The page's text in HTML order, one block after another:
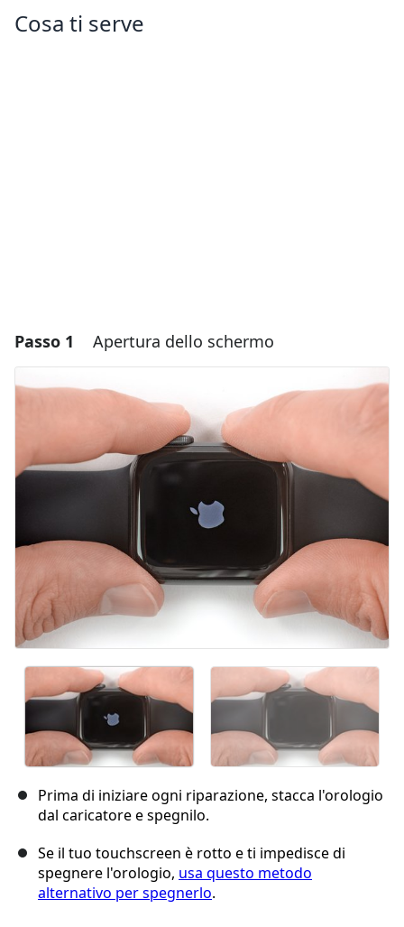
Cosa ti serve
Passo 1 Apertura dello schermo
Prima di iniziare ogni riparazione, stacca l'orologio
dal caricatore e spegnilo.
Se il tuo touchscreen è rotto e ti impedisce di
spegnere l'orologio, usa questo metodo
alternativo per spegnerlo.